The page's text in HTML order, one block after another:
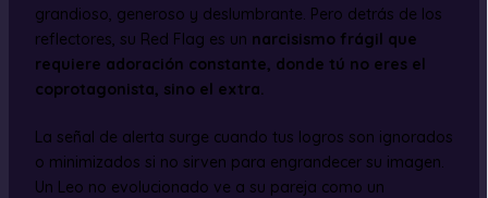
grandioso, generoso y deslumbrante. Pero detrás de los
reflectores, su Red Flag es un narcisismo frágil que
requiere adoración constante, donde tú no eres el
coprotagonista, sino el extra.
La señal de alerta surge cuando tus logros son ignorados
o minimizados si no sirven para engrandecer su imagen.
Un Leo no evolucionado ve a su pareja como un